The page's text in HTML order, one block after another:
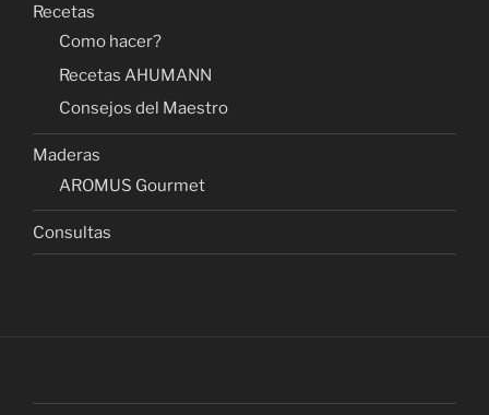
Recetas
Como hacer?
Recetas AHUMANN
Consejos del Maestro
Maderas
AROMUS Gourmet
Consultas